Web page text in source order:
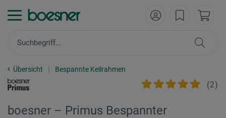
Übersicht Bespannte Keilrahmen
(2)
boesner – Primus Bespannter